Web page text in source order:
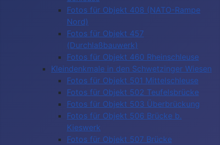
Fotos für Objekt 408 (NATO-Rampe
Nord)
Fotos für Objekt 457
(Durchlaßbauwerk)
Fotos für Objekt 460 Rheinschleuse
Kleindenkmale in den Schwetzinger Wiesen
Fotos für Objekt 501 Mittelschleuse
Fotos für Objekt 502 Teufelsbrücke
Fotos für Objekt 503 Überbrückung
Fotos für Objekt 506 Brücke b.
Kieswerk
Fotos für Objekt 507 Brücke